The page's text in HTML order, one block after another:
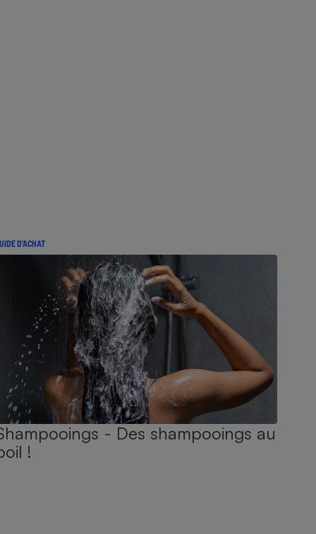
D'ACHAT
- Des shampooings au
!